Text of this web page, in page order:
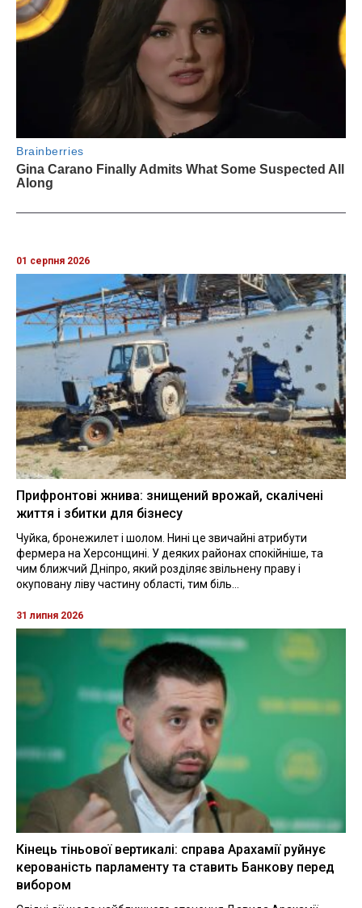
01 серпня 2026
Прифронтові жнива: знищений врожай, скалічені
життя і збитки для бізнесу
Чуйка, бронежилет і шолом. Нині це звичайні атрибути
фермера на Херсонщині. У деяких районах спокійніше, та
чим ближчий Дніпро, який розділяє звільнену праву і
окуповану ліву частину області, тим біль...
31 липня 2026
Кінець тіньової вертикалі: справа Арахамії руйнує
керованість парламенту та ставить Банкову перед
вибором